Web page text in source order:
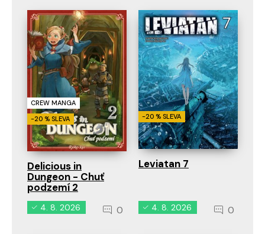
CREW MANGA
-20 % SLEVA
Delicious in
Dungeon - Chuť
podzemí 2
4. 8. 2026 0
-20 % SLEVA
Leviatan 7
4. 8. 2026 0